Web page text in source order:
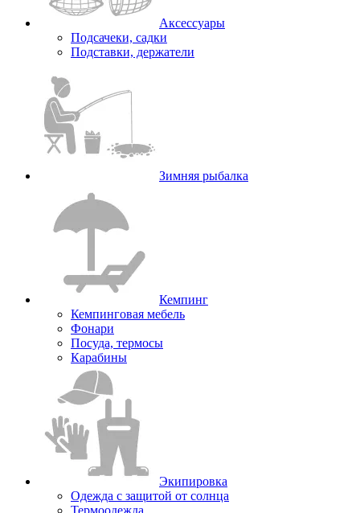
Аксессуары
Подсачеки, садки
Подставки, держатели
Зимняя рыбалка
Кемпинг
Кемпинговая мебель
Фонари
Посуда, термосы
Карабины
Экипировка
Одежда с защитой от солнца
Термоодежда